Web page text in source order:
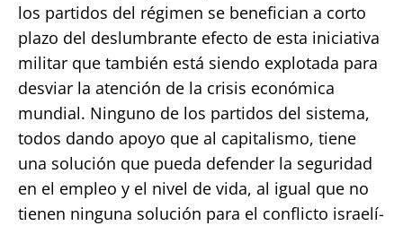
los partidos del régimen se benefician a corto
plazo del deslumbrante efecto de esta iniciativa
militar que también está siendo explotada para
desviar la atención de la crisis económica
mundial. Ninguno de los partidos del sistema,
todos dando apoyo que al capitalismo, tiene
una solución que pueda defender la seguridad
en el empleo y el nivel de vida, al igual que no
tienen ninguna solución para el conflicto israelí-